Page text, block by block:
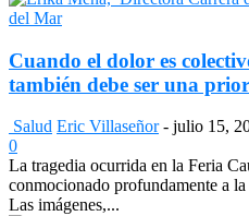
Cuando el dolor es
también debe ser una
Salud Eric Villaseñor - julio 15,
0
La tragedia ocurrida en la Feria
conmocionado profundamente a
Las imágenes,...